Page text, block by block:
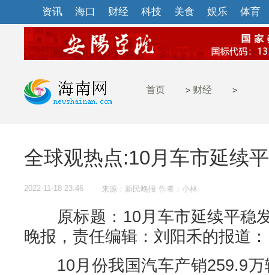
资讯 海口 财经 科技 美食 娱乐 体育
首页 > 财经 >
全球观热点:10月车市延续
2022-11-18 23:46 来源：新民晚报 作者：小林
原标题：10月车市延续平稳
晚报，责任编辑：刘阳禾的报道：
10月份我国汽车产销259.9万